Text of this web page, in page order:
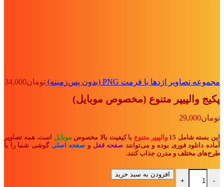
مجموعه تصاویر اژدها با فرمت PNG (بدون پس‌زمینه) تومان34,000
پکیج والپیپر متنوع (مخصوص موبایل)
تومان29,000
این بسته شامل 15 والپیپر متنوع با کیفیت بالا مخصوصموبایل است. همه تصاویر
آماده دانلود فوری بوده و می‌توانند صفحه قفل و صفحه اصلی گوشی شما را با
طرح‌های مختلف و مدرن جذاب کنند.
-
پکیج والپیپر متنوع (مخصوص موبایل) عدد
+
افزودن به سبد خرید